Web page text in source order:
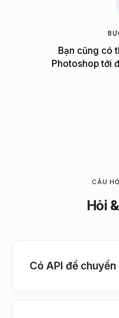
Bạn cũng có
Photoshop tới
CÂU
Hỏi
Có API để